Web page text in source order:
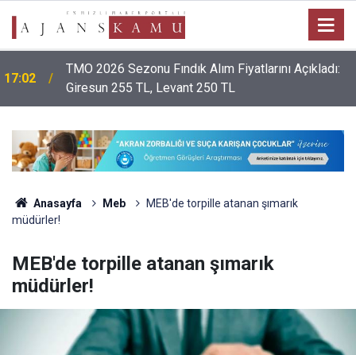
17:02
TMO 2026 Sezonu Fındık Alım Fiyatlarını Açıkladı:
Giresun 255 TL, Levant 250 TL
Anasayfa Meb
MEB'de torpille atanan şımarık
müdürler!
MEB'de torpille atanan şımarık
müdürler!